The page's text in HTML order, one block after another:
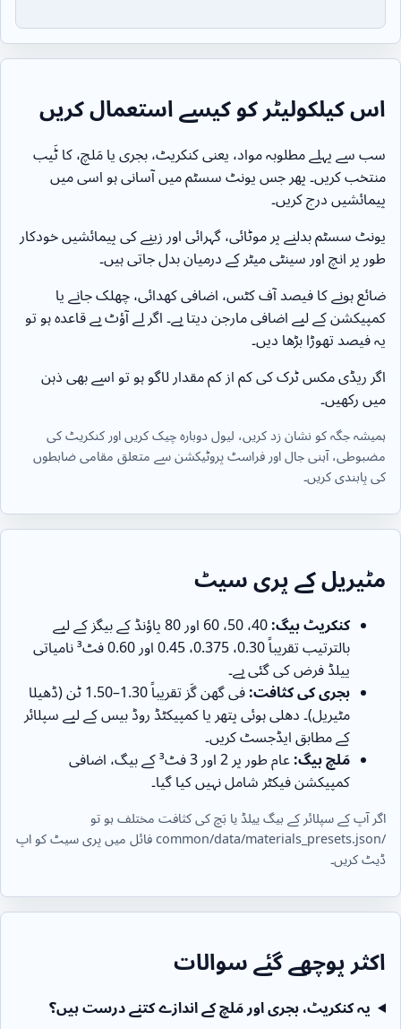
اس کیلکولیٹر کو کیسے استعمال کریں
سب سے پہلے مطلوبہ مواد، یعنی کنکریٹ، بجری یا مَلچ، کا ٹَیب
منتخب کریں۔ پھر جس یونٹ سسٹم میں آسانی ہو اسی میں
پیمائشیں درج کریں۔
یونٹ سسٹم بدلنے پر موٹائی، گہرائی اور زینے کی پیمائشیں خودکار
طور پر انچ اور سینٹی میٹر کے درمیان بدل جاتی ہیں۔
ضائع ہونے کا فیصد آف کٹس، اضافی کھدائی، چھلک جانے یا
کمپیکشن کے لیے اضافی مارجن دیتا ہے۔ اگر لے آؤٹ بے قاعدہ ہو تو
یہ فیصد تھوڑا بڑھا دیں۔
اگر ریڈی مکس ٹرک کی کم از کم مقدار لاگو ہو تو اسے بھی ذہن
میں رکھیں۔
ہمیشہ جگہ کو نشان زد کریں، لیول دوبارہ چیک کریں اور کنکریٹ کی
مضبوطی، آہنی جال اور فراسٹ پروٹیکشن سے متعلق مقامی ضابطوں
کی پابندی کریں۔
مٹیریل کے پری سیٹ
کنکریٹ بیگ:
40، 50، 60 اور 80 پاؤنڈ کے بیگز کے لیے
بالترتیب تقریباً 0.30، 0.375، 0.45 اور 0.60 فٹ³ نامیاتی
ییلڈ فرض کی گئی ہے۔
بجری کی کثافت:
فی گھن گَز تقریباً 1.30–1.50 ٹن (ڈھیلا
مٹیریل)۔ دھلی ہوئی پتھر یا کمپیکٹڈ روڈ بیس کے لیے سپلائر
کے مطابق ایڈجسٹ کریں۔
مَلچ بیگ:
عام طور پر 2 اور 3 فٹ³ کے بیگ، اضافی
کمپیکشن فیکٹر شامل نہیں کیا گیا۔
اگر آپ کے سپلائر کے بیگ ییلڈ یا بَچ کی کثافت مختلف ہو تو
/common/data/materials_presets.json
فائل میں پری سیٹ کو اپ
ڈیٹ کریں۔
اکثر پوچھے گئے سوالات
یہ کنکریٹ، بجری اور مَلچ کے اندازے کتنے درست ہیں؟